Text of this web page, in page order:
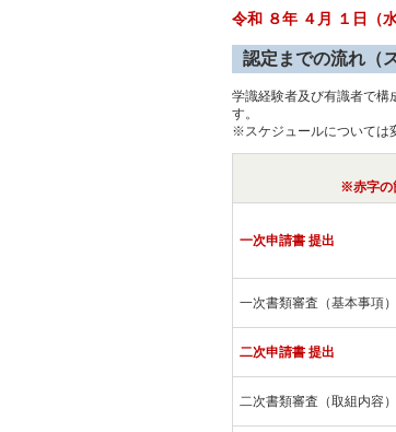
令和 ８年 ４月 １日（
認定までの流れ（
学識経験者及び有識者で構
す。
※スケジュールについては
※赤字の
一次申請書 提出
一次書類審査（基本事項）
二次申請書 提出
二次書類審査（取組内容）